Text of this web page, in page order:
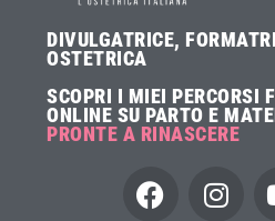
DIVULGATRICE,
OSTETRICA
SCOPRI I MIEI PERCORSI
ONLINE SU PARTO E
PRONTE A RINASCERE